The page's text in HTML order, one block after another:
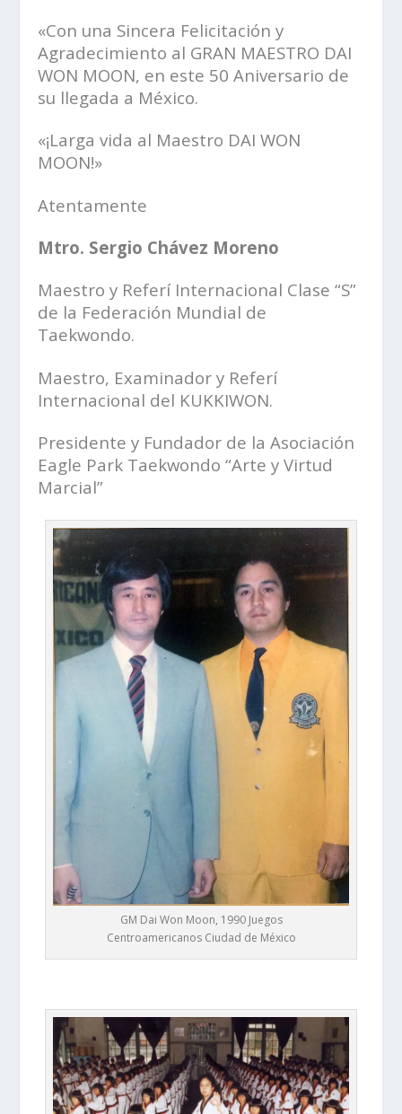
«Con una Sincera Felicitación y
Agradecimiento al GRAN MAESTRO DAI
WON MOON, en este 50 Aniversario de
su llegada a México.
«¡Larga vida al Maestro DAI WON
MOON!»
Atentamente
Mtro. Sergio Chávez Moreno
Maestro y Referí Internacional Clase “S”
de la Federación Mundial de
Taekwondo.
Maestro, Examinador y Referí
Internacional del KUKKIWON.
Presidente y Fundador de la Asociación
Eagle Park Taekwondo “Arte y Virtud
Marcial”
GM Dai Won Moon, 1990 Juegos
Centroamericanos Ciudad de México